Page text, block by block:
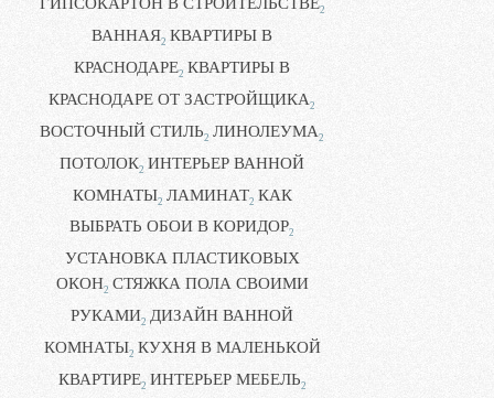
2
ВАННАЯ2 КВАРТИРЫ В
КРАСНОДАРЕ2 КВАРТИРЫ В
КРАСНОДАРЕ ОТ ЗАСТРОЙЩИКА2
ВОСТОЧНЫЙ СТИЛЬ2 ЛИНОЛЕУМА2
ПОТОЛОК2 ИНТЕРЬЕР ВАННОЙ
КОМНАТЫ2 ЛАМИНАТ2 КАК
ВЫБРАТЬ ОБОИ В КОРИДОР2
УСТАНОВКА ПЛАСТИКОВЫХ
ОКОН2 СТЯЖКА ПОЛА СВОИМИ
РУКАМИ2 ДИЗАЙН ВАННОЙ
КОМНАТЫ2 КУХНЯ В МАЛЕНЬКОЙ
КВАРТИРЕ2 ИНТЕРЬЕР МЕБЕЛЬ2